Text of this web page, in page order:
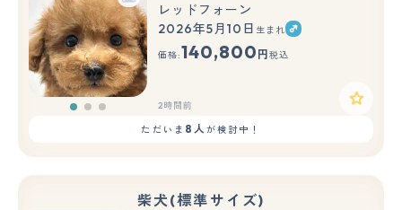
もっと見る
レッドフォーン
2026年5月10日 生まれ
価格:140,800 円 税込
2時間前
ただいま 8人が検討中！
柴犬(標準サイズ)